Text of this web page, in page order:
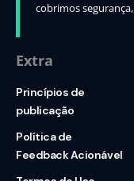
cobrimos
Extra
Princípios de
publicação
Política de
Feedback Acionável